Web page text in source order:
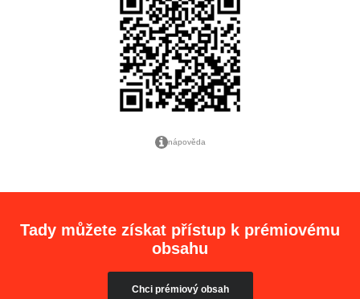
nápověda
Tady můžete získat přístup k prémiovému
obsahu
Chci prémiový obsah